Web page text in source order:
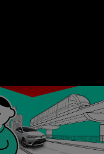
vertical_align_top